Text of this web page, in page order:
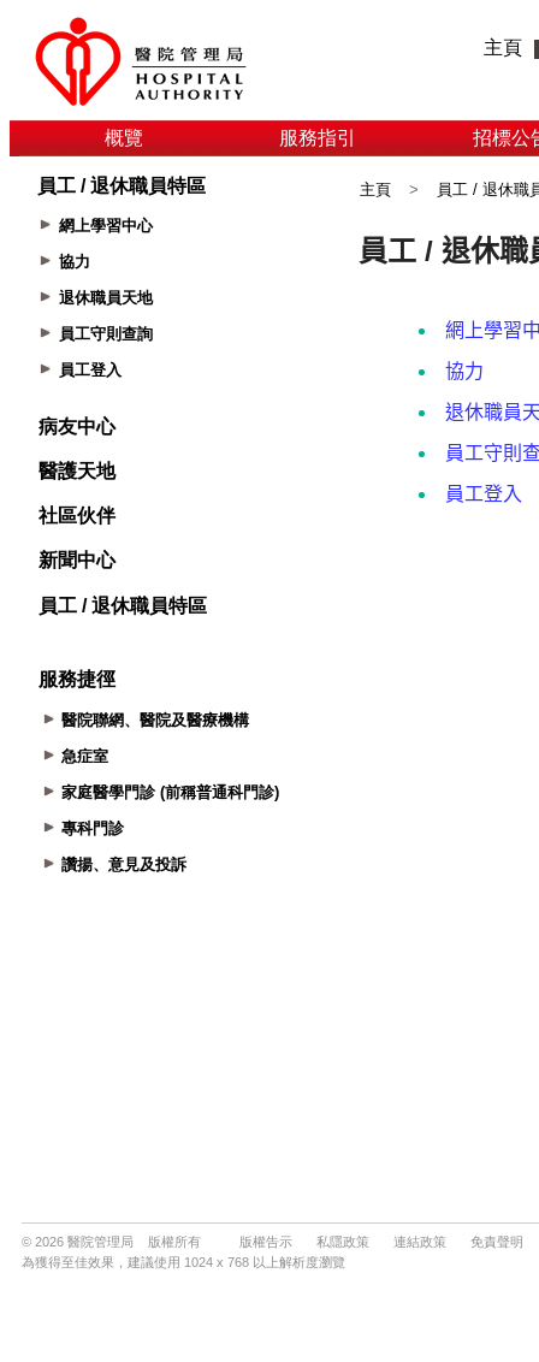
主頁
概覽 服務指引 招標公
員工 / 退休職員特區
網上學習中心
協力
退休職員天地
員工守則查詢
員工登入
病友中心
醫護天地
社區伙伴
新聞中心
員工 / 退休職員特區
服務捷徑
醫院聯網、醫院及醫療機構
急症室
家庭醫學門診 (前稱普通科門診)
專科門診
讚揚、意見及投訴
主頁 > 員工 / 退休職
© 2026 醫院管理局 版權所有 版權告示 私隱政策 連結政策
免責聲明
為獲得至佳效果，建議使用 1024 x 768 以上解析度瀏覽